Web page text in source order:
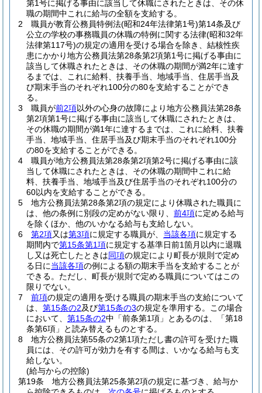
第1号に掲げる事由に該当して休職にされたときは、その休
職の期間中これに給与の全額を支給する。
2
職員が教育公務員特例法(昭和24年法律第1号)第14条及び
公立の学校の事務職員の休職の特例に関する法律(昭和32年
法律第117号)の規定の適用を受ける場合を除き、結核性疾
患にかかり地方公務員法第28条第2項第1号に掲げる事由に
該当して休職されたときは、その休職の期間が満2年に達す
るまでは、これに給料、扶養手当、地域手当、住居手当及
び期末手当のそれぞれ100分の80を支給することができ
る。
3
職員が前2項以外の心身の故障により地方公務員法第28条
第2項第1号に掲げる事由に該当して休職にされたときは、
その休職の期間が満1年に達するまでは、これに給料、扶養
手当、地域手当、住居手当及び期末手当のそれぞれ100分
の80を支給することができる。
4
職員が地方公務員法第28条第2項第2号に掲げる事由に該
当して休職にされたときは、その休職の期間中これに給
料、扶養手当、地域手当及び住居手当のそれぞれ100分の
60以内を支給することができる。
5
地方公務員法第28条第2項の規定により休職された職員に
は、他の条例に別段の定めがない限り、 前4項に定める給与
を除くほか、他のいかなる給与も支給しない。
6
第2項又は第3項に規定する職員が、 当該各項に規定する
期間内で第15条第1項に規定する基準日前1箇月以内に退職
し又は死亡したときは同項の規定により町長が規則で定め
る日に当該各項の例による額の期末手当を支給することが
できる。 ただし、町長が規則で定める職員についてはこの
限りでない。
7
前項の規定の適用を受ける職員の期末手当の支給について
は、 第15条の2及び第15条の3の規定を準用する。
この場合
において、 第15条の2中「前条第1項」とあるのは、「第18
条第6項」と読み替えるものとする。
8
地方公務員法第55条の2第1項ただし書の許可を受けた職
員には、その許可が効力を有する間は、いかなる給与も支
給しない。
(給与からの控除)
第19条
地方公務員法第25条第2項の規定に基づき、給与か